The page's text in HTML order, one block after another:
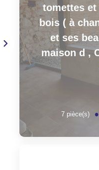
tomettes
bois ( à
et ses
maison d,
7 pièce(s)